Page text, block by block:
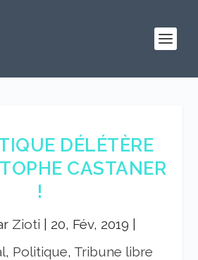
DÉLÉTÈRE
CASTANER
!
Zioti 20, Fév, 2019
, Politique, Tribune libre